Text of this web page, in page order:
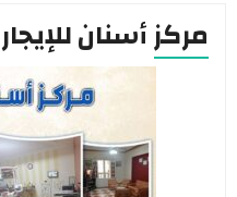
مركز أسنان للإيجار